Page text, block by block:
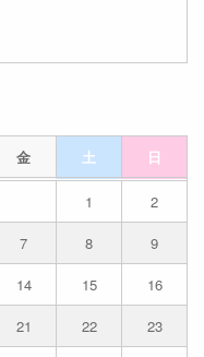
金 土 日
1
2
7 8
9
14 15
16
21 22
23